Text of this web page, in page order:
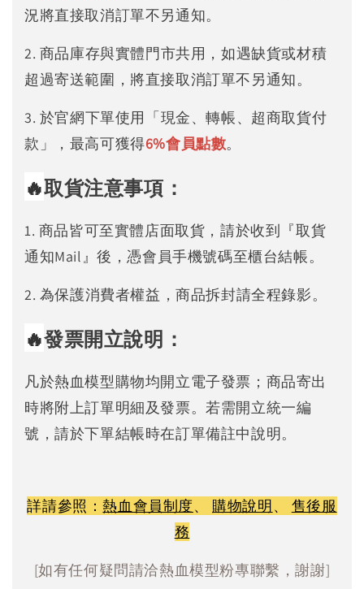
況將直接取消訂單不另通知。
2. 商品庫存與實體門市共用，如遇缺貨或材積
超過寄送範圍，將直接取消訂單不另通知。
3. 於官網下單使用「現金、轉帳、超商取貨付
款」，最高可獲得6%會員點數。
🔥取貨注意事項：
1. 商品皆可至實體店面取貨，請於收到『取貨
通知Mail』後，憑會員手機號碼至櫃台結帳。
2. 為保護消費者權益，商品拆封請全程錄影。
🔥發票開立說明：
凡於熱血模型購物均開立電子發票；商品寄出
時將附上訂單明細及發票。若需開立統一編
號，請於下單結帳時在訂單備註中說明。
詳請參照：熱血會員制度、 購物說明、 售後服
務
[如有任何疑問請洽熱血模型粉專聯繫，謝謝]